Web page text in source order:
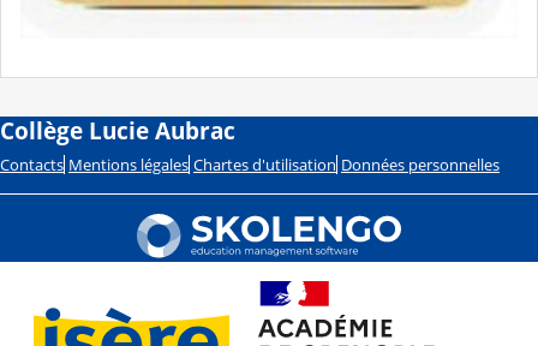
Collège Lucie Aubrac
Contacts Mentions légales Chartes d'utilisation Données personnelles